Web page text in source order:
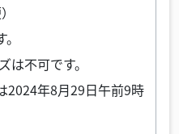
は不可です。
2024年8月29日午前9時